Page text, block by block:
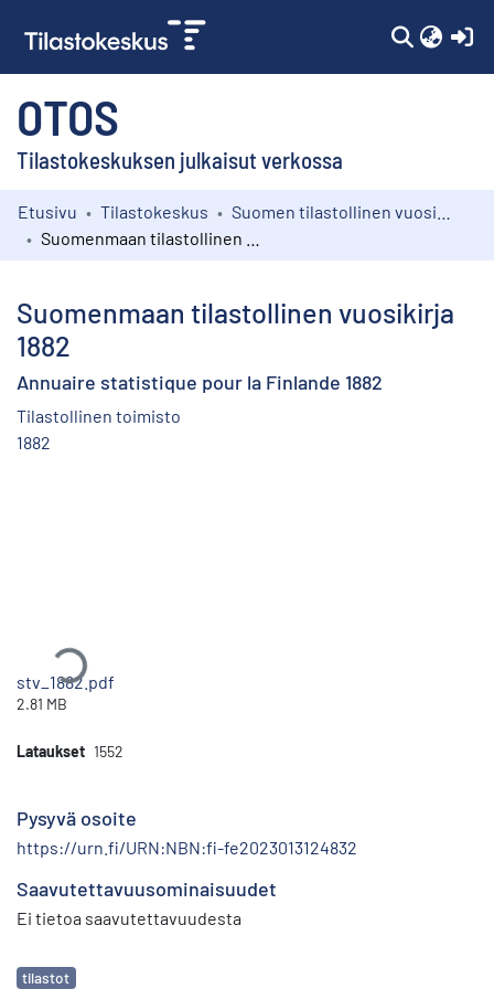
OTOS
Tilastokeskuksen julkaisut verkossa
Kokoelmat
Etusivu Tilastokeskus
Suomenmaan tilastollinen vuosikirja
1882
Annuaire statistique pour la Finlande 1882
Tilastollinen toimisto
1882
Ladataan...
stv_1882.pdf
2.81 MB
Lataukset 1552
Pysyvä osoite
https://urn.fi/URN:NBN:fi-fe2023013124832
Saavutettavuusominaisuudet
Ei tietoa saavutettavuudesta
Avainsanat
tilastot